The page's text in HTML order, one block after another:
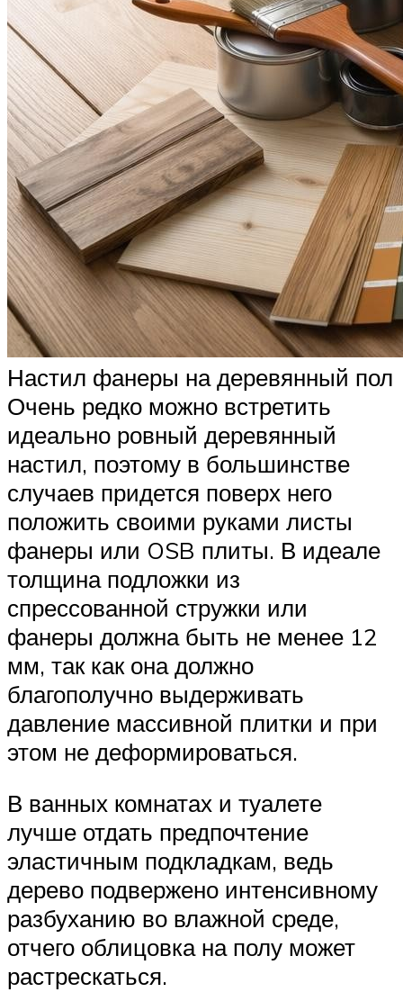
Настил фанеры на деревянный пол
Очень редко можно встретить
идеально ровный деревянный
настил, поэтому в большинстве
случаев придется поверх него
положить своими руками листы
фанеры или OSB плиты. В идеале
толщина подложки из
спрессованной стружки или
фанеры должна быть не менее 12
мм, так как она должно
благополучно выдерживать
давление массивной плитки и при
этом не деформироваться.
В ванных комнатах и туалете
лучше отдать предпочтение
эластичным подкладкам, ведь
дерево подвержено интенсивному
разбуханию во влажной среде,
отчего облицовка на полу может
растрескаться.